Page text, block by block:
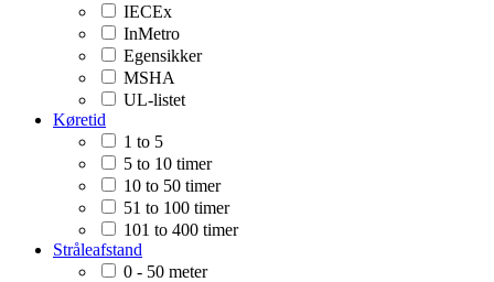
IECEx
InMetro
Egensikker
MSHA
UL-listet
Køretid
1 to 5
5 to 10 timer
10 to 50 timer
51 to 100 timer
101 to 400 timer
Stråleafstand
0 - 50 meter